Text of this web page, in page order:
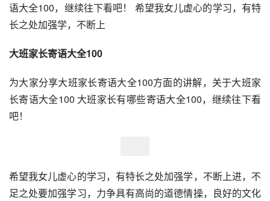
语大全100，继续往下看吧！ 希望我女儿虚心的学习，有特
长之处加强学，不断上
大班家长寄语大全100
为大家分享大班家长寄语大全100方面的讲解，关于大班家
长寄语大全100 大班家长有哪些寄语大全100，继续往下看
吧！
希望我女儿虚心的学习，有特长之处加强学，不断上进，不
足之处要加强学习，力争具有高尚的道德情操，良好的文化